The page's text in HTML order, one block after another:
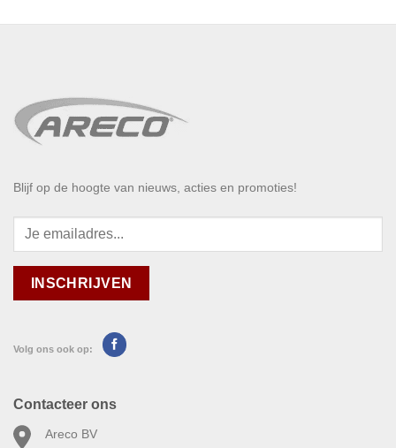
Blijf op de hoogte van nieuws, acties en promoties!
Volg ons ook op:
Contacteer ons
Areco BV